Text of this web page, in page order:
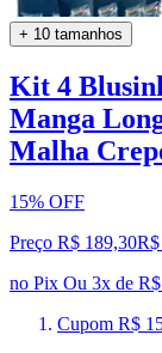
+ 10 tamanhos
Kit 4
Manga
Malha
15% OFF
Preço R$ 189,30R$
no Pix Ou 3x de
Cupom R$